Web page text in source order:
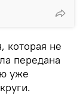
которая не
передана
уже